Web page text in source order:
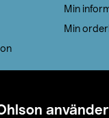
Min
Min